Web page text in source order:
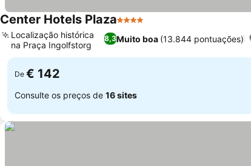
Center Hotels Plaza4 Estrelas
8,3Muito boa (13.844 pontuações)
Localização histórica
na Praça Ingolfstorg
De € 142
Consulte os preços de 16 sites